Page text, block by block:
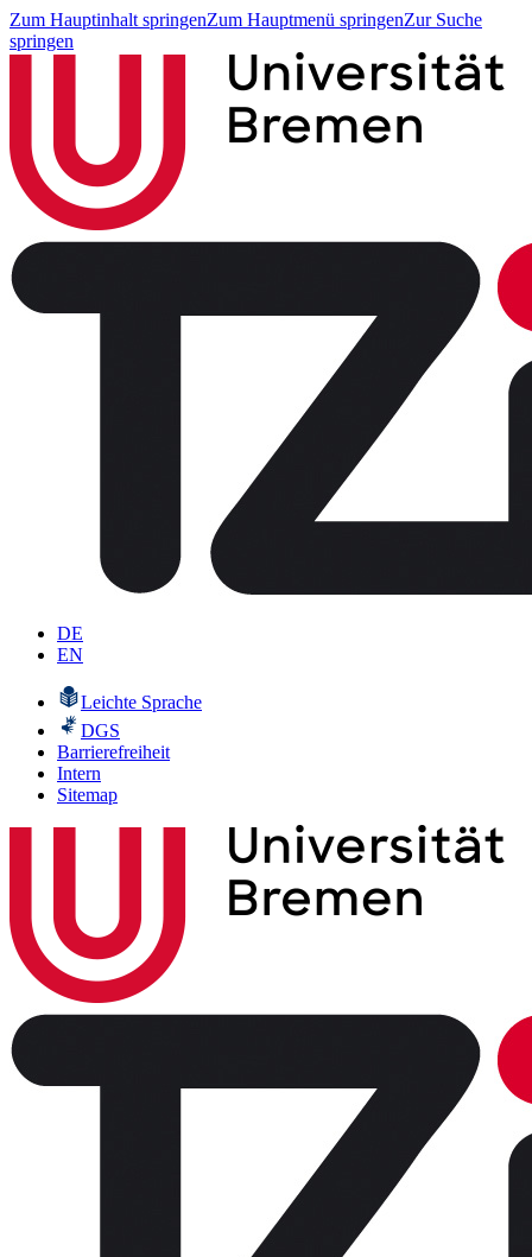
Zum Hauptinhalt springenZum Hauptmenü springenZur Suche
springen
DE
EN
Leichte Sprache
DGS
Barrierefreiheit
Intern
Sitemap